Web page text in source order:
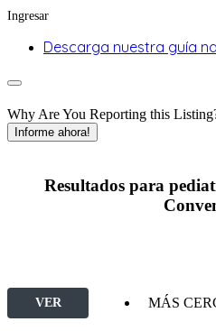
Ingresar
Descarga nuestra guía
Why Are You Reporting this
Informe ahora!
Resultados para
VER MÁS